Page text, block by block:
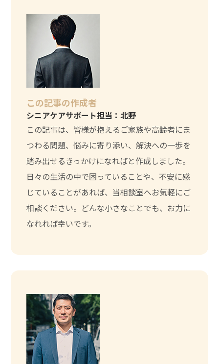
この記事の作成者
シニアケアサポート担当：北野
この記事は、皆様が抱えるご家族や高齢者にま
つわる問題、悩みに寄り添い、解決への一歩を
踏み出せるきっかけになればと作成しました。
日々の生活の中で困っていることや、不安に感
じていることがあれば、当相談室へお気軽にご
相談ください。どんな小さなことでも、お力に
なれれば幸いです。